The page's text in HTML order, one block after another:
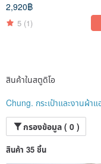
2,920฿
5 (1)
สินค้าในสตูดิโอ
Chung. กระเป๋าและงานผ้า
กรองข้อมูล ( 0 )
สินค้า 35 ชิ้น